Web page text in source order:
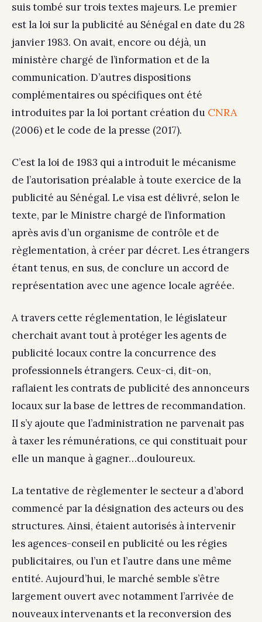
suis tombé sur trois textes majeurs. Le premier
est la loi sur la publicité au Sénégal en date du 28
janvier 1983. On avait, encore ou déjà, un
ministère chargé de l’information et de la
communication. D’autres dispositions
complémentaires ou spécifiques ont été
introduites par la loi portant création du CNRA
(2006) et le code de la presse (2017).
C’est la loi de 1983 qui a introduit le mécanisme
de l’autorisation préalable à toute exercice de la
publicité au Sénégal. Le visa est délivré, selon le
texte, par le Ministre chargé de l’information
après avis d’un organisme de contrôle et de
règlementation, à créer par décret. Les étrangers
étant tenus, en sus, de conclure un accord de
représentation avec une agence locale agréée.
A travers cette réglementation, le législateur
cherchait avant tout à protéger les agents de
publicité locaux contre la concurrence des
professionnels étrangers. Ceux-ci, dit-on,
raflaient les contrats de publicité des annonceurs
locaux sur la base de lettres de recommandation.
Il s’y ajoute que l’administration ne parvenait pas
à taxer les rémunérations, ce qui constituait pour
elle un manque à gagner…douloureux.
La tentative de règlementer le secteur a d’abord
commencé par la désignation des acteurs ou des
structures. Ainsi, étaient autorisés à intervenir
les agences-conseil en publicité ou les régies
publicitaires, ou l’un et l’autre dans une même
entité. Aujourd’hui, le marché semble s’être
largement ouvert avec notamment l’arrivée de
nouveaux intervenants et la reconversion des